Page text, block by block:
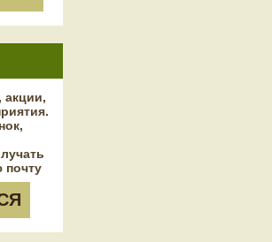
акции,
почту